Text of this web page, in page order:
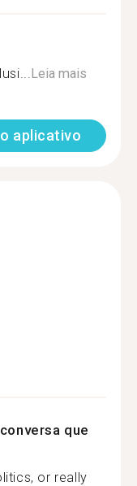
Leia mais
aplicativo
que
or really